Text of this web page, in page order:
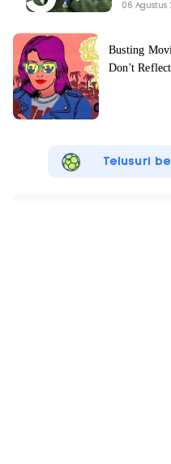
06 Agustus
Telusuri